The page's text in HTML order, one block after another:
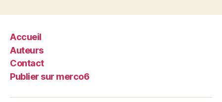
Accueil
Auteurs
Contact
Publier sur merco6